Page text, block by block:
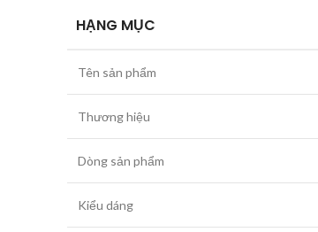
HẠNG MỤC
Tên sản phẩm
Thương hiệu
Dòng sản phẩm
Kiểu dáng